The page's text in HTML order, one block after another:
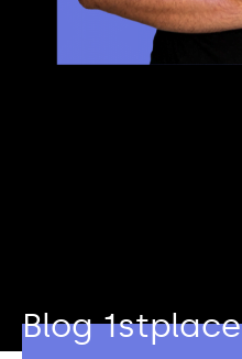
Blog 1stplace